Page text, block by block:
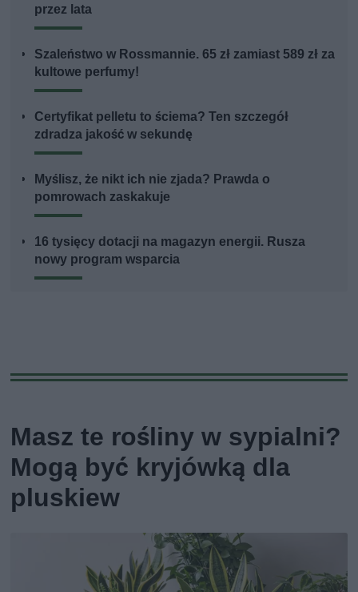
przez lata
Szaleństwo w Rossmannie. 65 zł zamiast 589 zł za
kultowe perfumy!
Certyfikat pelletu to ściema? Ten szczegół
zdradza jakość w sekundę
Myślisz, że nikt ich nie zjada? Prawda o
pomrowach zaskakuje
16 tysięcy dotacji na magazyn energii. Rusza
nowy program wsparcia
Masz te rośliny w sypialni?
Mogą być kryjówką dla
pluskiew